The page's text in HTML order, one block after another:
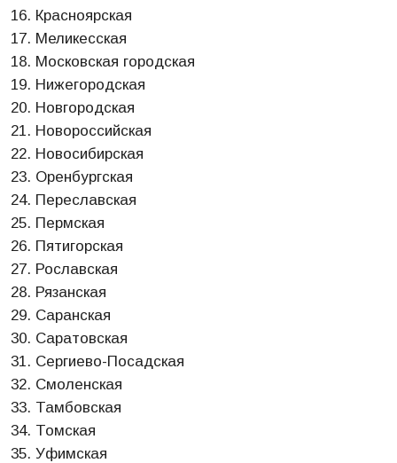
Красноярская
Меликесская
Московская городская
Нижегородская
Новгородская
Новороссийская
Новосибирская
Оренбургская
Переславская
Пермская
Пятигорская
Рославская
Рязанская
Саранская
Саратовская
Сергиево-Посадская
Смоленская
Тамбовская
Томская
Уфимская